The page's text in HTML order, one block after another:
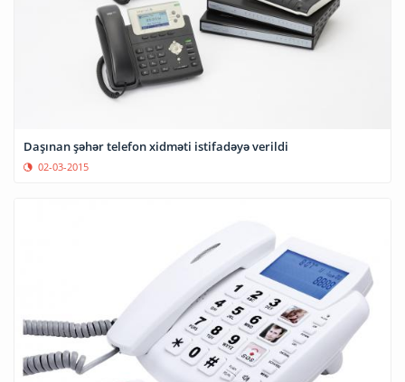
Daşınan şəhər telefon xidməti istifadəyə verildi
02-03-2015